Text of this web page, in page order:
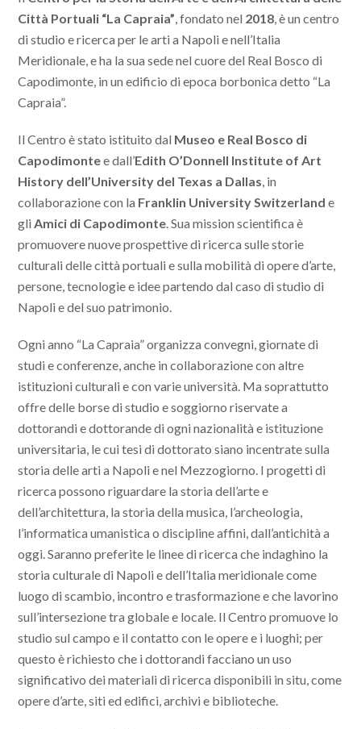
Città Portuali “La Capraia”, fondato nel 2018, è un centro
di studio e ricerca per le arti a Napoli e nell’Italia
Meridionale, e ha la sua sede nel cuore del Real Bosco di
Capodimonte, in un edificio di epoca borbonica detto “La
Capraia”.
Il Centro è stato istituito dal Museo e Real Bosco di
Capodimontee dall’Edith O’Donnell Institute of Art
History dell’University del Texas a Dallas, in
collaborazione con la Franklin University Switzerland e
gliAmici di Capodimonte. Sua mission scientifica è
promuovere nuove prospettive di ricerca sulle storie
culturali delle città portuali e sulla mobilità di opere d’arte,
persone, tecnologie e idee partendo dal caso di studio di
Napoli e del suo patrimonio.
Ogni anno “La Capraia” organizza convegni, giornate di
studi e conferenze, anche in collaborazione con altre
istituzioni culturali e con varie università. Ma soprattutto
offre delle borse di studio e soggiorno riservate a
dottorandi e dottorande di ogni nazionalità e istituzione
universitaria, le cui tesi di dottorato siano incentrate sulla
storia delle arti a Napoli e nel Mezzogiorno. I progetti di
ricerca possono riguardare la storia dell’arte e
dell’architettura, la storia della musica, l’archeologia,
l’informatica umanistica o discipline affini, dall’antichità a
oggi. Saranno preferite le linee di ricerca che indaghino la
storia culturale di Napoli e dell’Italia meridionale come
luogo di scambio, incontro e trasformazione e che lavorino
sull’intersezione tra globale e locale. Il Centro promuove lo
studio sul campo e il contatto con le opere e i luoghi; per
questo è richiesto che i dottorandi facciano un uso
significativo dei materiali di ricerca disponibili in situ, come
opere d’arte, siti ed edifici, archivi e biblioteche.